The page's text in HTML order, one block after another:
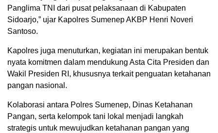
Panglima TNI dari pusat pelaksanaan di Kabupaten
Sidoarjo,” ujar Kapolres Sumenep AKBP Henri Noveri
Santoso.
Kapolres juga menuturkan, kegiatan ini merupakan bentuk
nyata komitmen dalam mendukung Asta Cita Presiden dan
Wakil Presiden RI, khususnya terkait penguatan ketahanan
pangan nasional.
Kolaborasi antara Polres Sumenep, Dinas Ketahanan
Pangan, serta kelompok tani lokal menjadi langkah
strategis untuk mewujudkan ketahanan pangan yang